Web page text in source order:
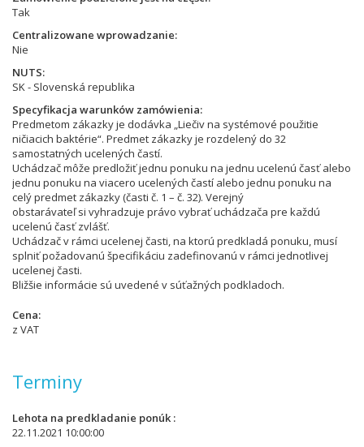
Tak
Centralizowane wprowadzanie
Nie
NUTS
SK - Slovenská republika
Specyfikacja warunków zamówienia
Predmetom zákazky je dodávka „Liečiv na systémové použitie
ničiacich baktérie“. Predmet zákazky je rozdelený do 32
samostatných ucelených častí.
Uchádzač môže predložiť jednu ponuku na jednu ucelenú časť alebo
jednu ponuku na viacero ucelených častí alebo jednu ponuku na
celý predmet zákazky (časti č. 1 – č. 32). Verejný
obstarávateľ si vyhradzuje právo vybrať uchádzača pre každú
ucelenú časť zvlášť.
Uchádzač v rámci ucelenej časti, na ktorú predkladá ponuku, musí
splniť požadovanú špecifikáciu zadefinovanú v rámci jednotlivej
ucelenej časti.
Bližšie informácie sú uvedené v súťažných podkladoch.
Cena
z VAT
Terminy
Lehota na predkladanie ponúk
22.11.2021 10:00:00